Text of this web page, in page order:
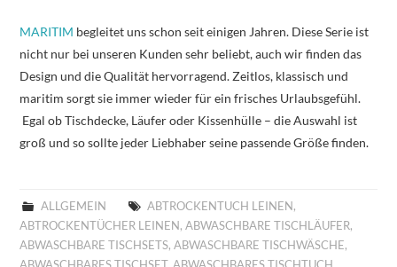
MARITIM begleitet uns schon seit einigen Jahren. Diese Serie ist
nicht nur bei unseren Kunden sehr beliebt, auch wir finden das
Design und die Qualität hervorragend. Zeitlos, klassisch und
maritim sorgt sie immer wieder für ein frisches Urlaubsgefühl.
Egal ob Tischdecke, Läufer oder Kissenhülle – die Auswahl ist
groß und so sollte jeder Liebhaber seine passende Größe finden.
ALLGEMEIN ABTROCKENTUCH LEINEN ,
ABTROCKENTÜCHER LEINEN ,ABWASCHBARE TISCHLÄUFER,
ABWASCHBARE TISCHSETS,ABWASCHBARE TISCHWÄSCHE,